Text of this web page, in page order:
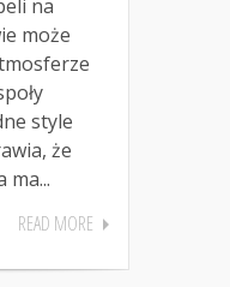
na
może
style
że
ma...
READ MORE